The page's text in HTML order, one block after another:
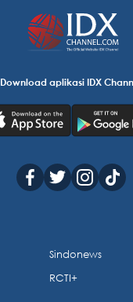
Download aplikasi IDX
Sindonews
RCTI+